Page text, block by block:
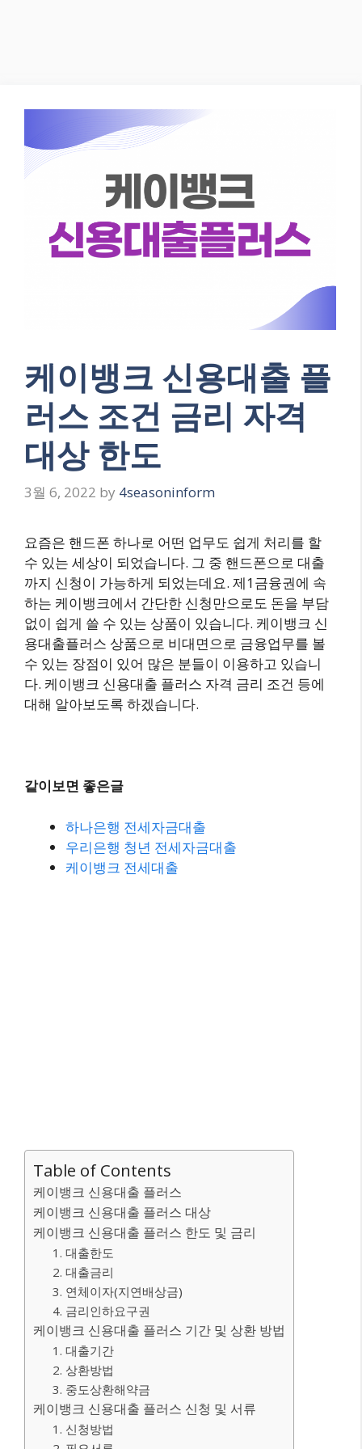
케이뱅크 신용대출 플
러스 조건 금리 자격
대상 한도
3월 6, 2022 by 4seasoninform
요즘은 핸드폰 하나로 어떤 업무도 쉽게 처리를 할
수 있는 세상이 되었습니다. 그 중 핸드폰으로 대출
까지 신청이 가능하게 되었는데요. 제1금융권에 속
하는 케이뱅크에서 간단한 신청만으로도 돈을 부담
없이 쉽게 쓸 수 있는 상품이 있습니다. 케이뱅크 신
용대출플러스 상품으로 비대면으로 금융업무를 볼
수 있는 장점이 있어 많은 분들이 이용하고 있습니
다. 케이뱅크 신용대출 플러스 자격 금리 조건 등에
대해 알아보도록 하겠습니다.
같이보면 좋은글
하나은행 전세자금대출
우리은행 청년 전세자금대출
케이뱅크 전세대출
Table of Contents
케이뱅크 신용대출 플러스
케이뱅크 신용대출 플러스 대상
케이뱅크 신용대출 플러스 한도 및 금리
1. 대출한도
2. 대출금리
3. 연체이자(지연배상금)
4. 금리인하요구권
케이뱅크 신용대출 플러스 기간 및 상환 방법
1. 대출기간
2. 상환방법
3. 중도상환해약금
케이뱅크 신용대출 플러스 신청 및 서류
1. 신청방법